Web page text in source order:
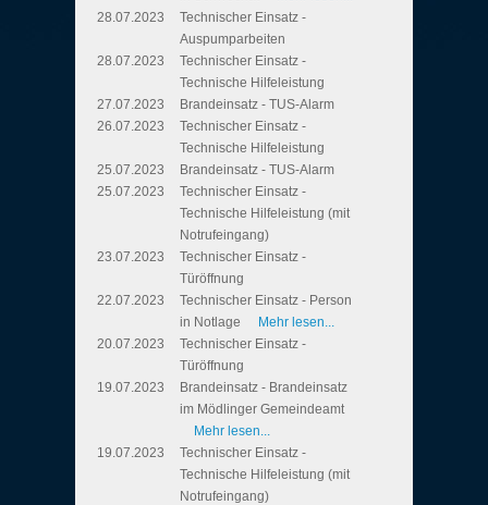
28.07.2023
Technischer Einsatz -
Auspumparbeiten
28.07.2023
Technischer Einsatz -
Technische Hilfeleistung
27.07.2023
Brandeinsatz - TUS-Alarm
26.07.2023
Technischer Einsatz -
Technische Hilfeleistung
25.07.2023
Brandeinsatz - TUS-Alarm
25.07.2023
Technischer Einsatz -
Technische Hilfeleistung (mit
Notrufeingang)
23.07.2023
Technischer Einsatz -
Türöffnung
22.07.2023
Technischer Einsatz - Person
in Notlage
Mehr lesen...
20.07.2023
Technischer Einsatz -
Türöffnung
19.07.2023
Brandeinsatz - Brandeinsatz
im Mödlinger Gemeindeamt
Mehr lesen...
19.07.2023
Technischer Einsatz -
Technische Hilfeleistung (mit
Notrufeingang)